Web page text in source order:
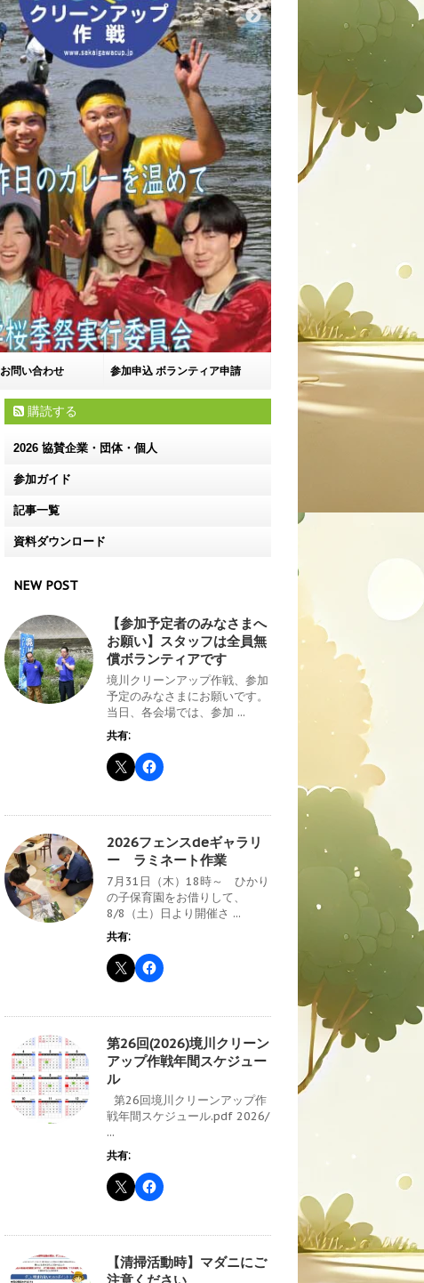
お問い合わせ 参加申込 ボランティア申請
購読する
2026 協賛企業・団体・個人
参加ガイド
記事一覧
資料ダウンロード
NEW POST
【参加予定者のみなさまへ
お願い】スタッフは全員無
償ボランティアです
境川クリーンアップ作戦、参加
予定のみなさまにお願いです。
当日、各会場では、参加 ...
共有:
2026フェンスdeギャラリ
ー ラミネート作業
7月31日（木）18時～ ひかり
の子保育園をお借りして、
8/8（土）日より開催さ ...
共有:
第26回(2026)境川クリーン
アップ作戦年間スケジュー
ル
第26回境川クリーンアップ作
戦年間スケジュール.pdf 2026/
...
共有:
【清掃活動時】マダニにご